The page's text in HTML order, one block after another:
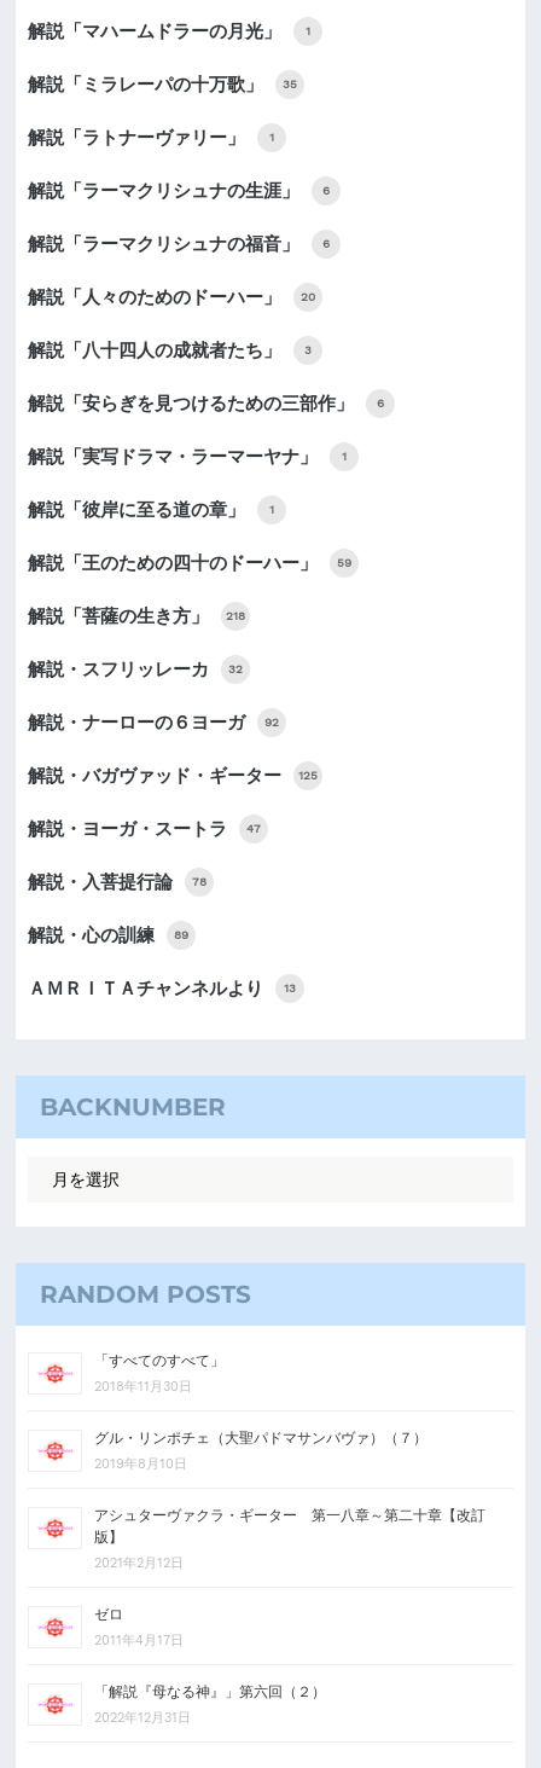
解説「マハームドラーの月光」 1
解説「ミラレーパの十万歌」 35
解説「ラトナーヴァリー」 1
解説「ラーマクリシュナの生涯」 6
解説「ラーマクリシュナの福音」 6
解説「人々のためのドーハー」 20
解説「八十四人の成就者たち」 3
解説「安らぎを見つけるための三部作」 6
解説「実写ドラマ・ラーマーヤナ」 1
解説「彼岸に至る道の章」 1
解説「王のための四十のドーハー」 59
解説「菩薩の生き方」 218
解説・スフリッレーカ 32
解説・ナーローの６ヨーガ 92
解説・バガヴァッド・ギーター 125
解説・ヨーガ・スートラ 47
解説・入菩提行論 78
解説・心の訓練 89
ＡＭＲＩＴＡチャンネルより 13
BACKNUMBER
RANDOM POSTS
「すべてのすべて」
2018年11月30日
グル・リンポチェ（大聖パドマサンバヴァ）（７）
2019年8月10日
アシュターヴァクラ・ギーター 第一八章～第二十章【改訂
版】
2021年2月12日
ゼロ
2011年4月17日
「解説『母なる神』」第六回（２）
2022年12月31日